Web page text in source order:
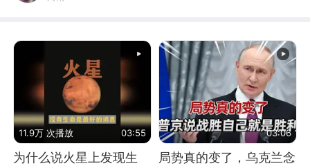
11.9万 次播放 03:55
为什么说火星上发现生
03:06
局势真的变了，乌克兰念